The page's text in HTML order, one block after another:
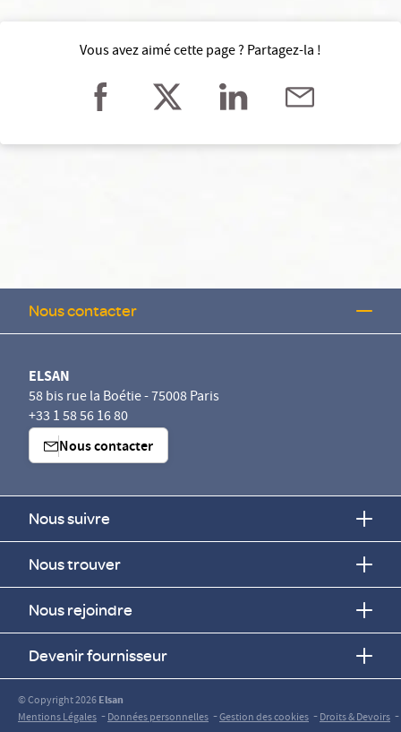
Vous avez aimé cette page ? Partagez-la !
Nous contacter
ELSAN
58 bis rue la Boétie - 75008 Paris
+33 1 58 56 16 80
Nous contacter
Nous suivre
Nous trouver
Nous rejoindre
Devenir fournisseur
© Copyright 2026Elsan
Mentions Légales -Données personnelles -Gestion des cookies -Droits & Devoirs -